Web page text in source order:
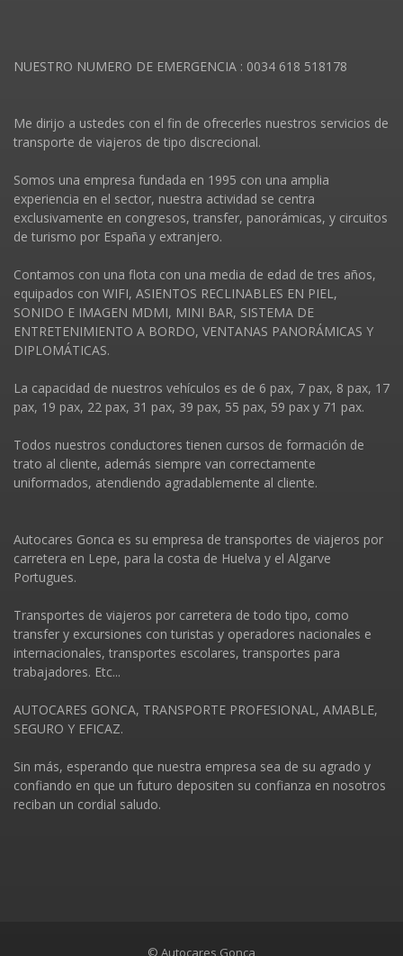
NUESTRO NUMERO DE EMERGENCIA : 0034 618 518178
Me dirijo a ustedes con el fin de ofrecerles nuestros servicios de
transporte de viajeros de tipo discrecional.
Somos una empresa fundada en 1995 con una amplia
experiencia en el sector, nuestra actividad se centra
exclusivamente en congresos, transfer, panorámicas, y circuitos
de turismo por España y extranjero.
Contamos con una flota con una media de edad de tres años,
equipados con WIFI, ASIENTOS RECLINABLES EN PIEL,
SONIDO E IMAGEN MDMI, MINI BAR, SISTEMA DE
ENTRETENIMIENTO A BORDO, VENTANAS PANORÁMICAS Y
DIPLOMÁTICAS.
La capacidad de nuestros vehí­culos es de 6 pax, 7 pax, 8 pax, 17
pax, 19 pax, 22 pax, 31 pax, 39 pax, 55 pax, 59 pax y 71 pax.
Todos nuestros conductores tienen cursos de formación de
trato al cliente, además siempre van correctamente
uniformados, atendiendo agradablemente al cliente.
Autocares Gonca es su empresa de transportes de viajeros por
carretera en Lepe, para la costa de Huelva y el Algarve
Portugues.
Transportes de viajeros por carretera de todo tipo, como
transfer y excursiones con turistas y operadores nacionales e
internacionales, transportes escolares, transportes para
trabajadores. Etc...
AUTOCARES GONCA, TRANSPORTE PROFESIONAL, AMABLE,
SEGURO Y EFICAZ.
Sin más, esperando que nuestra empresa sea de su agrado y
confiando en que un futuro depositen su confianza en nosotros
reciban un cordial saludo.
© Autocares Gonca